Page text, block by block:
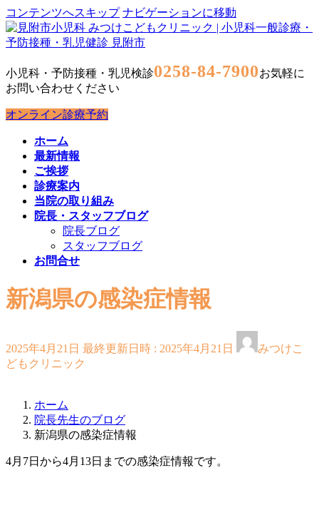
コンテンツへスキップ ナビゲーションに移動
小児科・予防接種・乳児検診0258-84-7900お気軽に
お問い合わせください
オンライン診療予約
ホーム
最新情報
ご挨拶
診療案内
当院の取り組み
院長・スタッフブログ
院長ブログ
スタッフブログ
お問合せ
新潟県の感染症情報
2025年4月21日 最終更新日時 : 2025年4月21日
みつけこ
どもクリニック
ホーム
院長先生のブログ
新潟県の感染症情報
4月7日から4月13日​​までの感染症情報です。